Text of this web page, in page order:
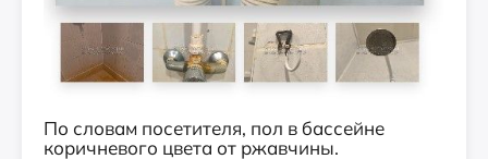
По словам посетителя, пол в бассейне
коричневого цвета от ржавчины.